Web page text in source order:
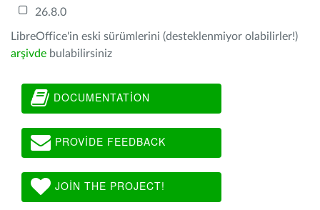
26.8.0
LibreOffice'in eski sürümlerini (desteklenmiyor olabilirler!)
arşivde bulabilirsiniz
DOCUMENTATION
PROVIDE FEEDBACK
JOIN THE PROJECT!